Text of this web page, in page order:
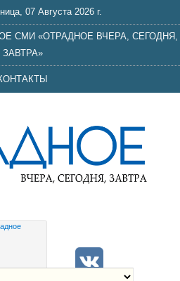
07 Августа 2026 г.
СМИ «ОТРАДНОЕ ВЧЕРА, СЕГОДНЯ,
ЗАВТРА»